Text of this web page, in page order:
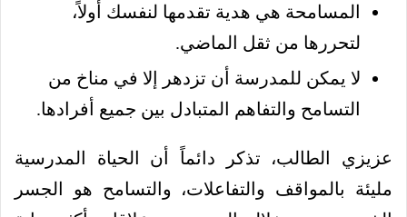
المسامحة هي هدية تقدمها لنفسك أولاً،
لتحررها من ثقل الماضي.
لا يمكن للمدرسة أن تزدهر إلا في مناخ من
التسامح والتفاهم المتبادل بين جميع أفرادها.
عزيزي الطالب، تذكر دائماً أن الحياة المدرسية
مليئة بالمواقف والتفاعلات، والتسامح هو الجسر